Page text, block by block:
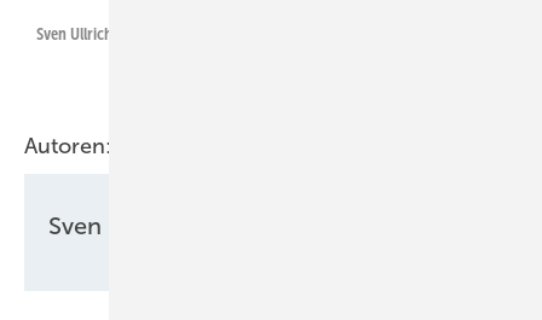
Sven Ullrich
Autoren:
Sven Ullrich